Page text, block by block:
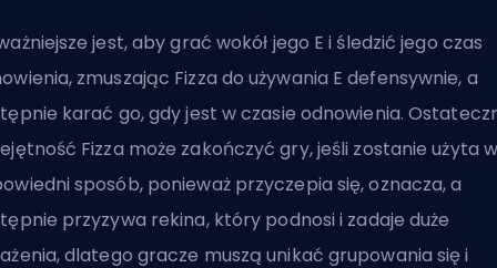
jest, aby grać wokół jego E i śledzić jego czas
zmuszając Fizza do używania E defensywnie, a
karać go, gdy jest w czasie odnowienia.
Fizza może zakończyć gry, jeśli zostanie użyta w
sposób, ponieważ przyczepia się, oznacza, a
przyzywa rekina, który podnosi i zadaje duże
dlatego gracze muszą unikać grupowania się i